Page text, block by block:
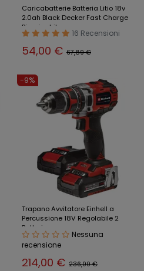
Caricabatterie Batteria Litio 18v
2.0ah Black Decker Fast Charge
Ricaricabile
16 Recensioni
54,00 € 67,89 €
-9%
Trapano Avvitatore Einhell a
Percussione 18V Regolabile 2
Batterie
Nessuna
recensione
214,00 € 236,00 €